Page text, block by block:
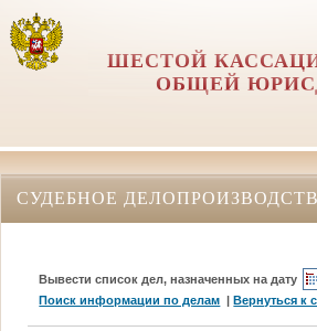
ШЕСТОЙ
ОБЩЕЙ
СУДЕБНОЕ
Вывести список дел, назначенных на дату
Поиск информации по делам |Вернуться к